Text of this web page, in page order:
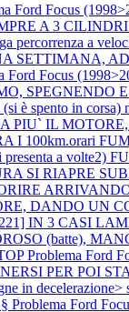
Ford Focus
A 3
a
SETTIMANA,
Ford Focus
SPEGNENDO
spento in corsa)
PIU` IL
I 100km.orari
a volte2)
SI RIAPRE
DANDO UN
IN 3 CASI
(batte),
Problema Ford
PER POI
decelerazione>
Problema Ford